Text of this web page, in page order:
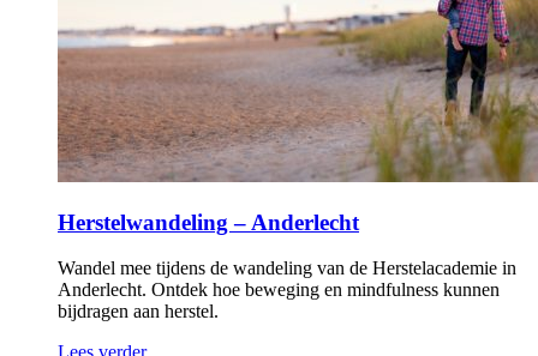
Herstelwandeling – Anderlecht
Wandel mee tijdens de wandeling van de Herstelacademie in
Anderlecht. Ontdek hoe beweging en mindfulness kunnen
bijdragen aan herstel.